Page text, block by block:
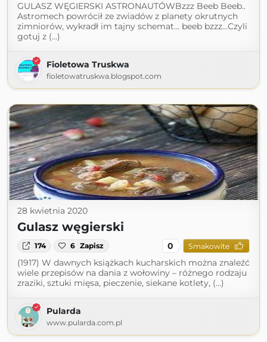
GULASZ WĘGIERSKI ASTRONAUTÓWBzzz Beeb Beeb..
Astromech powrócił ze zwiadów z planety okrutnych
zimniorów, wykradł im tajny schemat... beeb bzzz...Czyli
gotuj z (...)
Fioletowa Truskwa
fioletowatruskwa.blogspot.com
28 kwietnia 2020
Gulasz węgierski
174 6 Zapisz 0 Smakowite
(1917) W dawnych książkach kucharskich można znaleźć
wiele przepisów na dania z wołowiny – różnego rodzaju
zraziki, sztuki mięsa, pieczenie, siekane kotlety, (...)
Pularda
www.pularda.com.pl